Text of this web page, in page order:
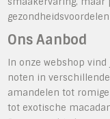
Ons Aanbod
In onze webshop
noten in
amandelen tot
tot exotische